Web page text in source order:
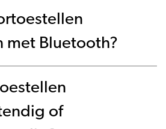
met Bluetooth?
of